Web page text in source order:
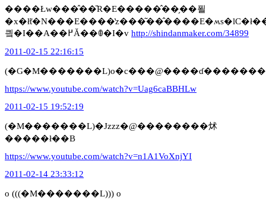
����Łw���̂��̎R�E�����̂��̗��푈
킠�I��A��߂Ă��ꂦ�I�v http://shindanmaker.com/34899
2011-02-15 22:16:15
https://www.youtube.com/watch?v=Uag6caBBHLw
2011-02-15 19:52:19
(�M�������L)�Jzzz�@��������炢
�����ł��B
https://www.youtube.com/watch?v=n1A1VoXnjYI
2011-02-14 23:33:12
o (((�M�������L))) o